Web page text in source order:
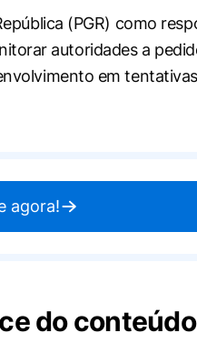
(PGR) como
autoridades a
em
agora!
do conteúdo